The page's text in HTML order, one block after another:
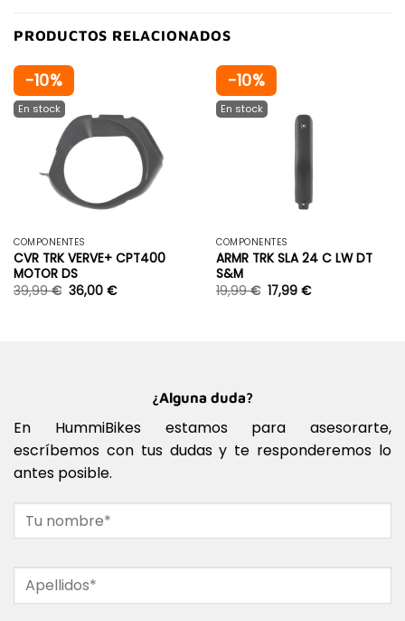
PRODUCTOS RELACIONADOS
-10%
COMPONENTES
CVR TRK VERVE+ CPT400
MOTOR DS
39,99€ 36,00€
-10%
COMPONENTES
ARMR TRK SLA 24 C LW DT
S&M
19,99€ 17,99€
¿Alguna duda?
En HummiBikes estamos para asesorarte,
escríbemos con tus dudas y te responderemos lo
antes posible.